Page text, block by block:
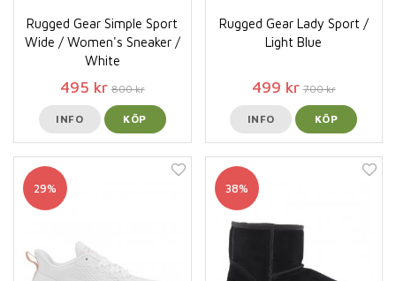
Rugged Gear Simple Sport
Wide / Women's Sneaker /
White
495 kr 800 kr
INFO KÖP
Rugged Gear Lady Sport /
Light Blue
499 kr 700 kr
INFO KÖP
29% 38%